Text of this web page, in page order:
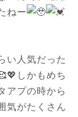
ねー
い人気だった
しかもめち
アプの時から
気がたくさん